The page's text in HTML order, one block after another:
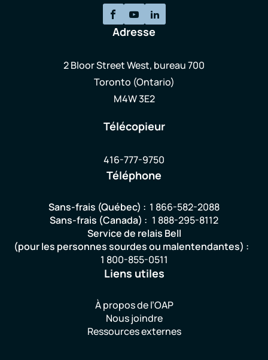
Adresse
2 Bloor Street West, bureau 700
Toronto (Ontario)
M4W 3E2
Télécopieur
416-777-9750
Téléphone
Sans-frais (Québec) : 1 866-582-2088
Sans-frais (Canada) : 1 888-295-8112
Service de relais Bell
(pour les personnes sourdes ou malentendantes) :
1 800-855-0511
Liens utiles
À propos de l’OAP
Nous joindre
Ressources externes